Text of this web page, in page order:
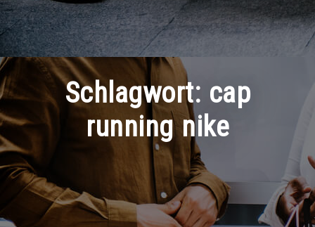
Schlagwort: cap
running nike